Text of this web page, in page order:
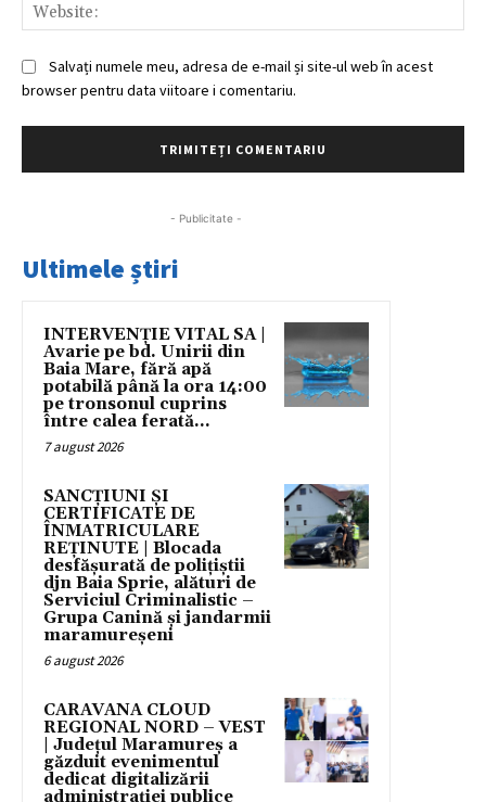
Salvați numele meu, adresa de e-mail și site-ul web în acest
browser pentru data viitoare i comentariu.
- Publicitate -
Ultimele știri
INTERVENȚIE VITAL SA |
Avarie pe bd. Unirii din
Baia Mare, fără apă
potabilă până la ora 14:00
pe tronsonul cuprins
între calea ferată...
7 august 2026
SANCȚIUNI ȘI
CERTIFICATE DE
ÎNMATRICULARE
REȚINUTE | Blocada
desfășurată de polițiștii
djn Baia Sprie, alături de
Serviciul Criminalistic –
Grupa Canină și jandarmii
maramureșeni
6 august 2026
CARAVANA CLOUD
REGIONAL NORD – VEST
| Județul Maramureș a
găzduit evenimentul
dedicat digitalizării
administrației publice